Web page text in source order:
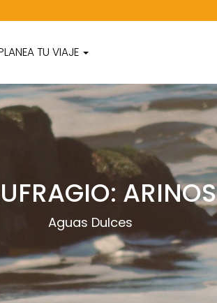
TU VIAJE
ARINOS
Aguas Dulces